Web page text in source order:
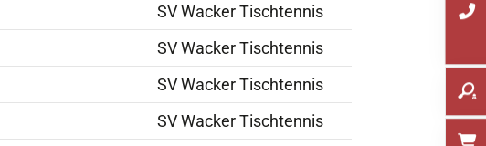
SV Wacker Tischtennis
SV Wacker Tischtennis
SV Wacker Tischtennis
SV Wacker Tischtennis